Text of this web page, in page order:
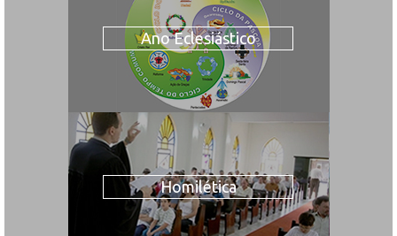
Ano Eclesiástico
Homilética